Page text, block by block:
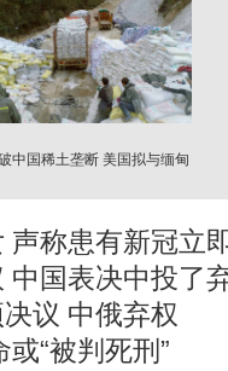
中国稀土垄断 美国拟与缅甸
声称患有新冠立
中国表决中投了
议 中俄弃权
“被判死刑”